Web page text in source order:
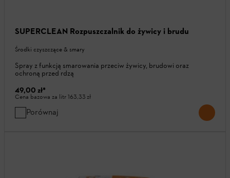
SUPERCLEAN Rozpuszczalnik do żywicy i brudu
Środki czyszczące & smary
Spray z funkcją smarowania przeciw żywicy, brudowi oraz
ochroną przed rdzą
49,00 zł*
Cena bazowa za litr163,33 zł
Porównaj